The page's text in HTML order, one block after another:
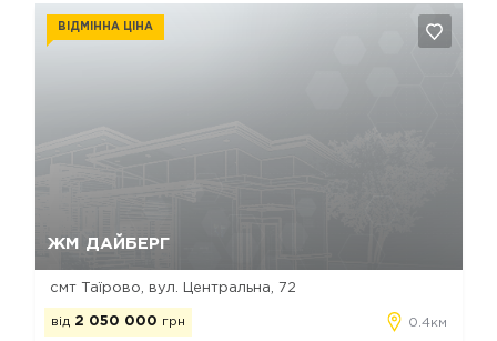
ЖМ ДАЙБЕРГ
ВІДМІННА ЦІНА
смт Таїрово, вул. Центральна, 72
від 2 050 000 грн 0.4км